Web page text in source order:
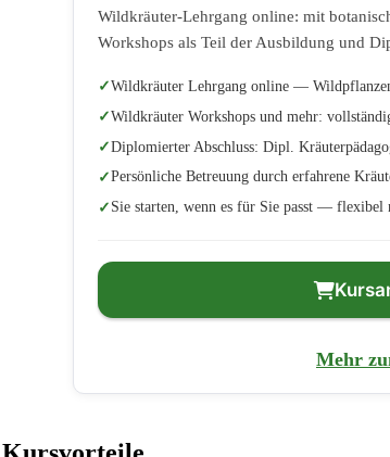
Wildkräuter-Lehrgang online: mit
Workshops als Teil der Ausbildung und
Wildkräuter Lehrgang online —
Wildkräuter Workshops und mehr:
Diplomierter Abschluss: Dipl.
Persönliche Betreuung durch erfahrene
Sie starten, wenn es für Sie passt — flexibel
Mehr